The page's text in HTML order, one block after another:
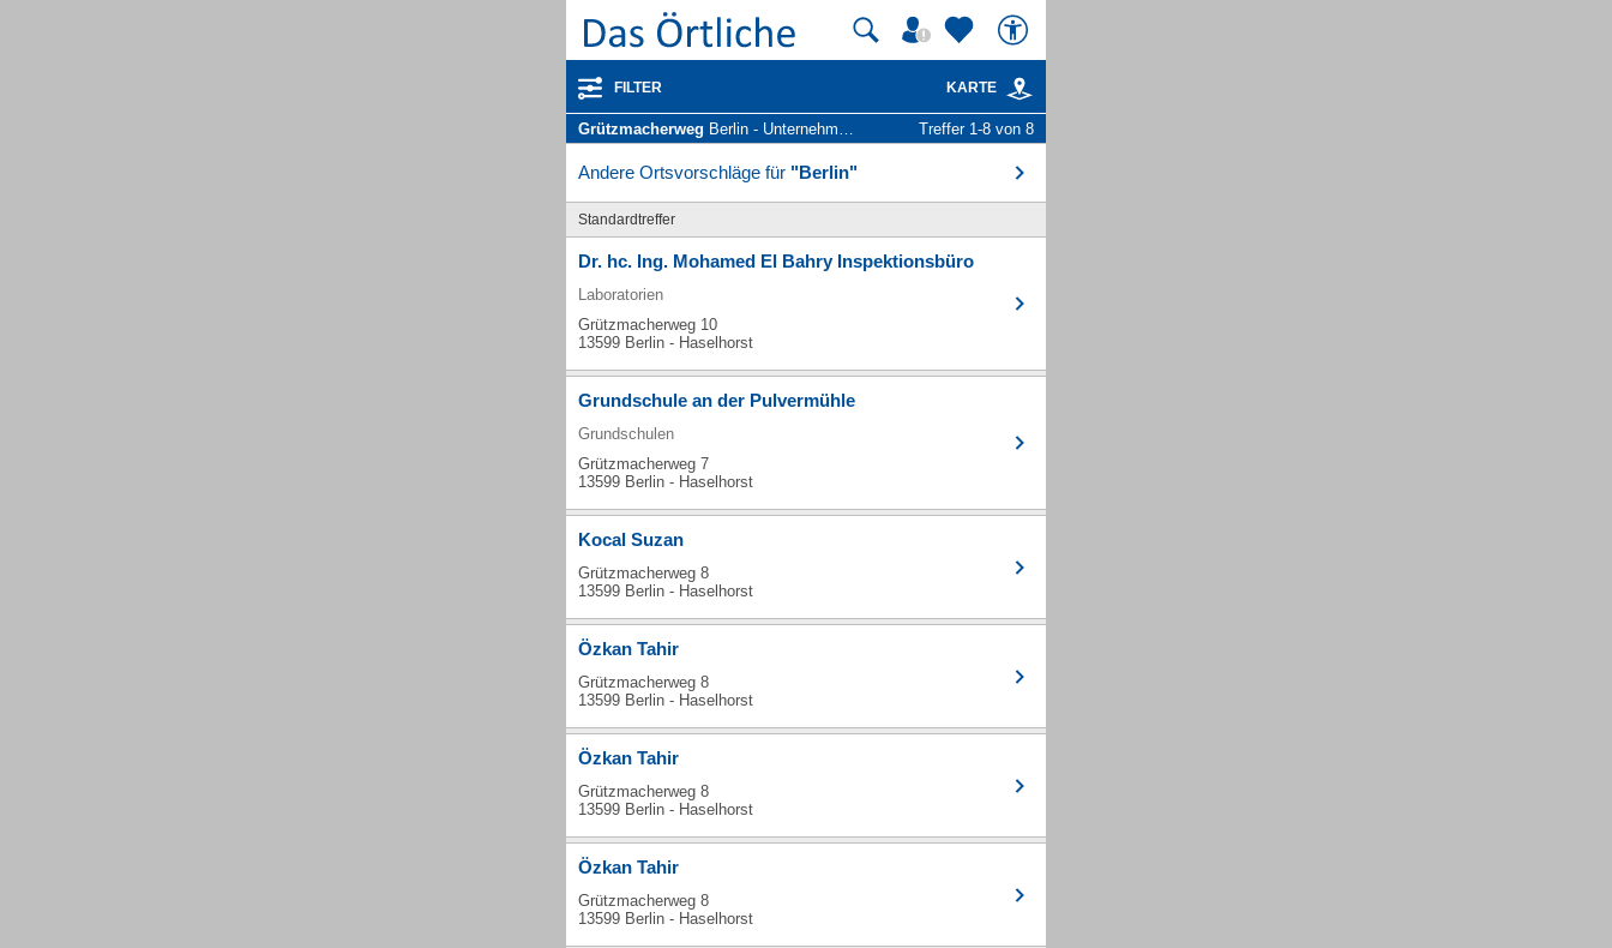
FILTER KARTE
Grützmacherweg Berlin - Unternehmen und Personen Treffer 1-8 von 8
Andere Ortsvorschläge für "Berlin"
Standardtreffer
Dr. hc. Ing. Mohamed El Bahry Inspektionsbüro
Laboratorien
Grützmacherweg 10
13599 Berlin - Haselhorst
Grundschule an der Pulvermühle
Grundschulen
Grützmacherweg 7
13599 Berlin - Haselhorst
Kocal Suzan
Grützmacherweg 8
13599 Berlin - Haselhorst
Özkan Tahir
Grützmacherweg 8
13599 Berlin - Haselhorst
Özkan Tahir
Grützmacherweg 8
13599 Berlin - Haselhorst
Özkan Tahir
Grützmacherweg 8
13599 Berlin - Haselhorst